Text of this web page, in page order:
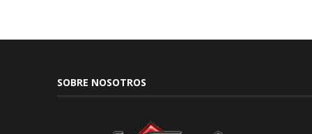
SOBRE NOSOTROS